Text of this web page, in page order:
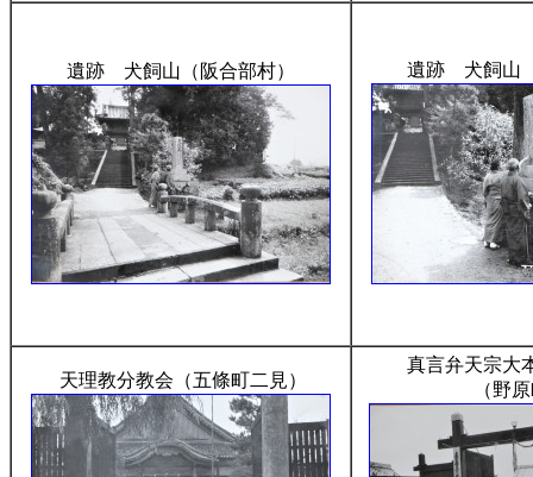
遺跡 犬飼山（阪合部村） 遺跡 犬飼山
天理教分教会（五條町二見）
真言弁天宗
（野